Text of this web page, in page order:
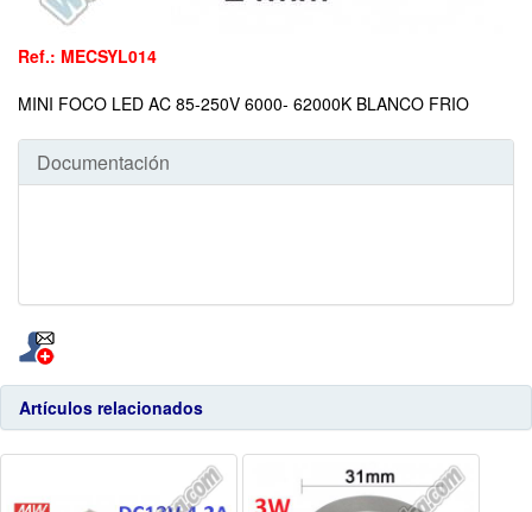
Ref.: MECSYL014
MINI FOCO LED AC 85-250V 6000- 62000K BLANCO FRIO
Documentación
Artículos relacionados